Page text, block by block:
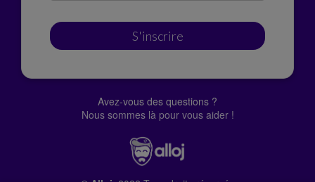
S'inscrire
Avez-vous des questions ?
Nous sommes là pour vous aider !